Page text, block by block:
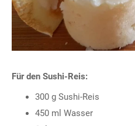
Für den Sushi-Reis:
300 g Sushi-Reis
450 ml Wasser